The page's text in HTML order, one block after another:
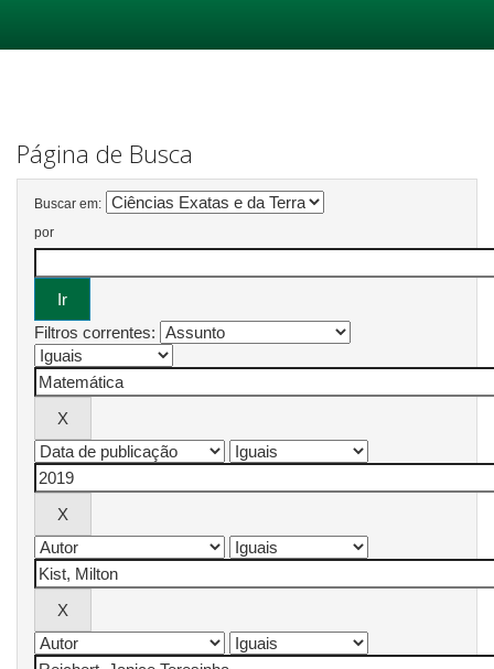
Página de Busca
Buscar em:
por
Filtros correntes: